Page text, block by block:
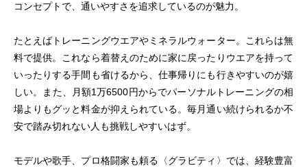
コンセプトで、通いやすさを追求しているのが魅力。
たとえばトレーニングウエアやミネラルウォーター。これらは無
料で提供。これなら着替えのために家に戻ったりウエアを持って
いったりする手間も省けるから、仕事帰りにも行きやすいのが嬉
しい。また、月額1万6500円からでパーソナルトレーニングの相
場よりもグッと料金が抑えられている。毎月通い続けられるか不
安で踏み切れない人も挑戦しやすいはず。
モデルや歌手、プロ格闘家も頼る〈グラビティ〉では、経験豊富